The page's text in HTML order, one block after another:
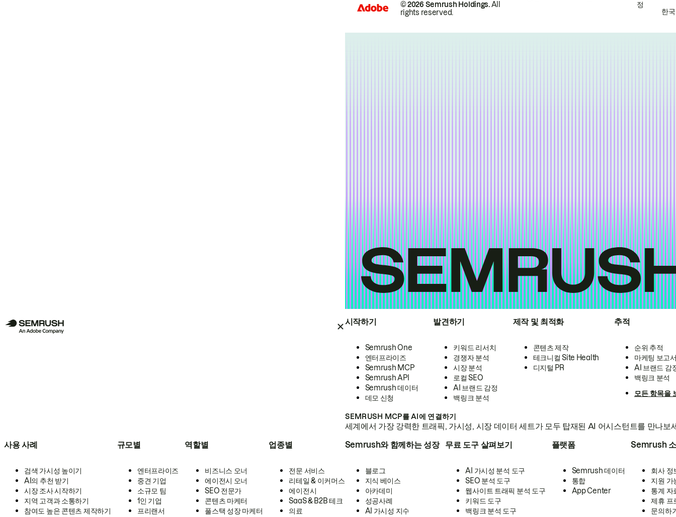
시작하기
Semrush One
엔터프라이즈
Semrush MCP
Semrush API
Semrush 데이터
데모 신청
발견하기
키워드 리서치
경쟁자 분석
시장 분석
로컬 SEO
AI 브랜드 감정
백링크 분석
제작 및 최적화
콘텐츠 제작
테크니컬 Site Health
디지털 PR
추적
순위 추적
마케팅 보고
AI 브랜드 감
백링크 분석
모든 항목을
SEMRUSH MCP를 AI에 연결하기
세계에서 가장 강력한 트래픽, 가시성, 시장 데이터 세트가 모두 탑재된 AI 어시스턴트를 만나보
사용 사례
검색 가시성 높이기
AI의 추천 받기
시장 조사 시작하기
지역 고객과 소통하기
참여도 높은 콘텐츠 제작하기
규모별
엔터프라이즈
중견 기업
소규모 팀
1인 기업
프리랜서
역할별
비즈니스 오너
에이전시 오너
SEO 전문가
콘텐츠 마케터
풀스택 성장 마케터
업종별
전문 서비스
리테일 & 이커머스
에이전시
SaaS & B2B 테크
의료
Semrush와 함께하는 성장
블로그
지식 베이스
아카데미
성공사례
AI 가시성 지수
무료 도구 살펴보기
AI 가시성 분석 도구
SEO 분석 도구
웹사이트 트래픽 분석 도구
키워드 도구
백링크 분석 도구
플랫폼
Semrush 데이터
통합
App Center
Semrush
회사 정
지원 가
통계 자
제휴 프
문의하
© 2026 Semrush Holdings.All
rights reserved.
정
한